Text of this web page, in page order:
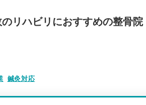
リハビリにおすすめの整骨
鍼灸対応